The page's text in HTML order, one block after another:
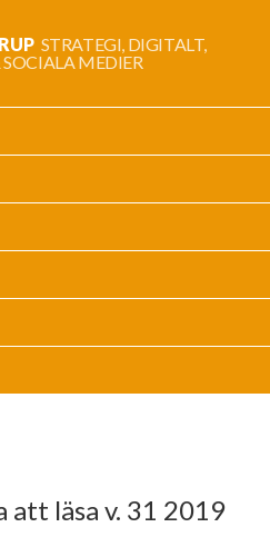
STRATEGI, DIGITALT,
MEDIER
att läsa v. 31 2019